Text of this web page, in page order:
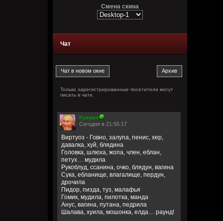
Смена скина
Чат
Только зарегистрированные посетители могут
писать в чате.
Кукуня
Сегодня в 21:55:17
Виртуоз - Говно, залупа, пенис, хер,
давалка, хуй, блядина
Головка, шлюха, жопа, член, еблан,
петух… мудила
Рукоблуд, ссанина, очко, блядун, вагина
Сука, ебланище, влагалище, пердун,
дрочила
Пидор, пизда, туз, малафья
Гомик, мудила, пилотка, манда
Анус, вагина, путана, педрила
Шалава, хуила, мошонка, елда… раунд!